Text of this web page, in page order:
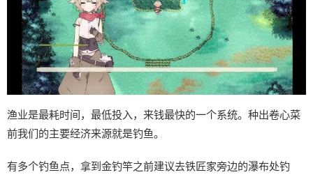
渔业是最耗时间，最低投入，来钱最快的一个系统。种出卷心菜
前我们的主要经济来源就是钓鱼。
有多个钓鱼点，拿到金钓竿之前建议去铁匠家旁边的瀑布处钓